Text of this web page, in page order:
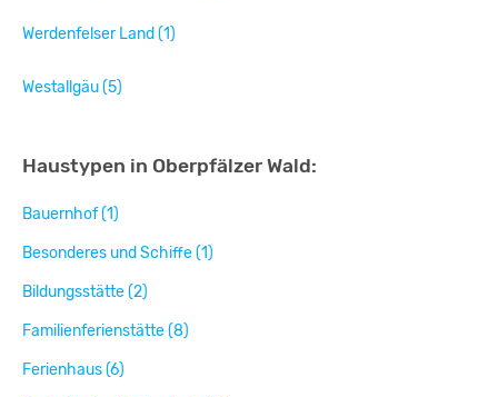
Werdenfelser Land (1)
Westallgäu (5)
Haustypen in Oberpfälzer Wald:
Bauernhof (1)
Besonderes und Schiffe (1)
Bildungsstätte (2)
Familienferienstätte (8)
Ferienhaus (6)